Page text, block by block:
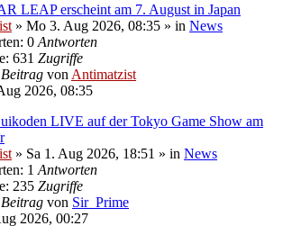
LEAP erscheint am 7. August in Japan
» Mo 3. Aug 2026, 08:35 » in News
0 Antworten
631 Zugriffe
von Antimatzist
2026, 08:35
LIVE auf der Tokyo Game Show am
» Sa 1. Aug 2026, 18:51 » in News
1 Antworten
235 Zugriffe
von Sir_Prime
2026, 00:27